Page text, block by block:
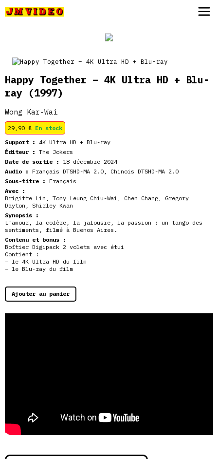
Happy Together – 4K Ultra HD + Blu-
ray (1997)
Wong Kar-Wai
29,90 € En stock
Support :
4K Ultra HD + Blu-ray
Éditeur : The Jokers
Date de sortie :
18 décembre 2024
Audio : Français DTSHD-MA 2.0, Chinois DTSHD-MA 2.0
Sous-titre : Français
Avec :
Brigitte Lin, Tony Leung Chiu-Wai, Chen Chang, Gregory
Dayton, Shirley Kwan
Synopsis :
L’amour, la colère, la jalousie, la passion : un tango des
sentiments, filmé à Buenos Aires.
Contenu et bonus :
Boîtier Digipack 2 volets avec étui
Contient :
– le 4K Ultra HD du film
– le Blu-ray du film
Ajouter au panier